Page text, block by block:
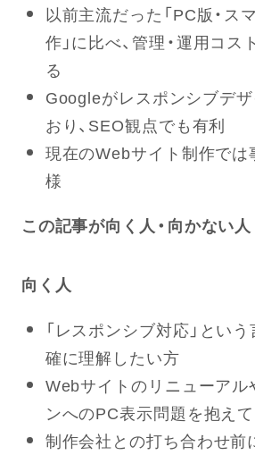
以前主流だった「PC版・ス
作」に比べ、管理・運用コ
る
Googleがレスポンシブデ
おり、SEO観点でも有利
現在のWebサイト制作で
様
この記事が向く人・向かない人
向く人
「レスポンシブ対応」とい
確に理解したい方
Webサイトのリニューアル
ンへのPC表示問題を抱え
制作会社との打ち合わせ前